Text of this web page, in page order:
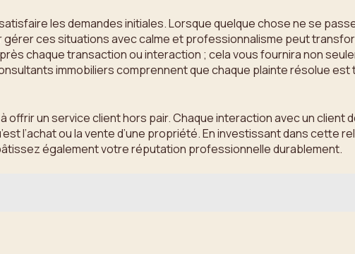
les demandes initiales. Lorsque quelque chose ne se
ces situations avec calme et professionnalisme peut
chaque transaction ou interaction ; cela vous fournira non
immobiliers comprennent que chaque plainte résolue est
offrir un service client hors pair. Chaque interaction avec un
l’achat ou la vente d’une propriété. En investissant dans cette
également votre réputation professionnelle durablement.